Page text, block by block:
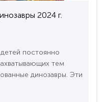
2024 г.
постоянно
тем
динозавры. Эти
своей способности